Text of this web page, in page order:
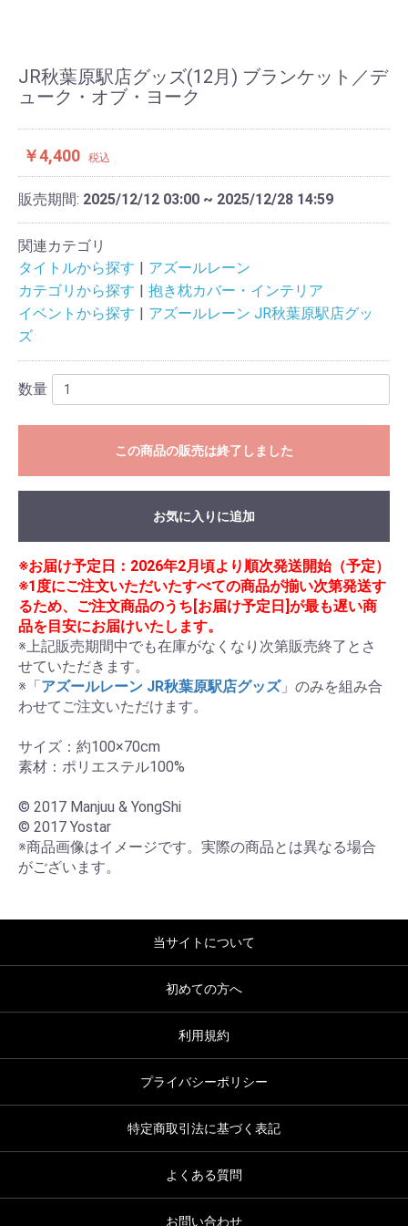
JR秋葉原駅店グッズ(12月) ブランケット／デ
ューク・オブ・ヨーク
￥4,400 税込
販売期間: 2025/12/12 03:00 ~ 2025/12/28 14:59
関連カテゴリ
タイトルから探す
アズールレーン
カテゴリから探す
抱き枕カバー・インテリア
イベントから探す
アズールレーン JR秋葉原駅店グッ
ズ
数量
この商品の販売は終了しました
お気に入りに追加
※お届け予定日：2026年2月頃より順次発送開始（予定）
※1度にご注文いただいたすべての商品が揃い次第発送す
るため、ご注文商品のうち[お届け予定日]が最も遅い商
品を目安にお届けいたします。
※上記販売期間中でも在庫がなくなり次第販売終了とさ
せていただきます。
※「アズールレーン JR秋葉原駅店グッズ」のみを組み合
わせてご注文いただけます。
サイズ：約100×70cm
素材：ポリエステル100%
© 2017 Manjuu & YongShi
© 2017 Yostar
※商品画像はイメージです。実際の商品とは異なる場合
がございます。
当サイトについて
初めての方へ
利用規約
プライバシーポリシー
特定商取引法に基づく表記
よくある質問
お問い合わせ